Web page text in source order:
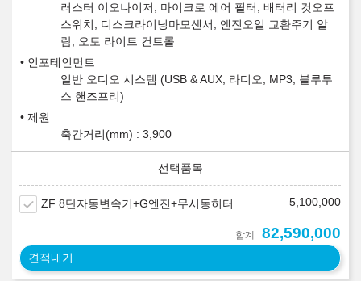
러스터 이오나이저, 마이크로 에어 필터, 배터리 컷오프
스위치, 디스크라이닝마모센서, 엔진오일 교환주기 알
람, 오토 라이트 컨트롤
인포테인먼트
일반 오디오 시스템 (USB & AUX, 라디오, MP3, 블루투
스 핸즈프리)
제원
축간거리(mm) : 3,900
ZF 8단자동변속기+G엔진+무시동히터 5,100,000
합계 82,590,000
견적내기